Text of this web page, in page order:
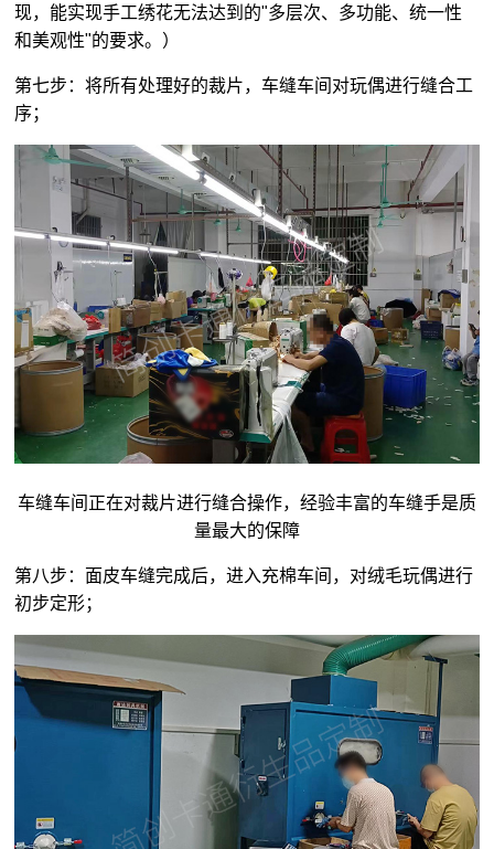
现，能实现手工绣花无法达到的"多层次、多功能、统一性
和美观性"的要求。）
第七步：将所有处理好的裁片，车缝车间对玩偶进行缝合工
序；
车缝车间正在对裁片进行缝合操作，经验丰富的车缝手是质
量最大的保障
第八步：面皮车缝完成后，进入充棉车间，对绒毛玩偶进行
初步定形；